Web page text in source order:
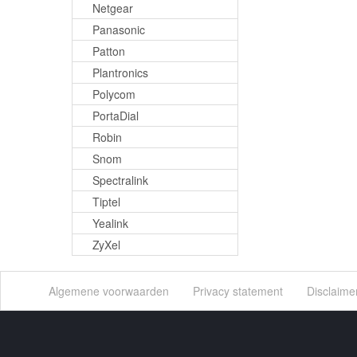
Netgear
Panasonic
Patton
Plantronics
Polycom
PortaDial
Robin
Snom
Spectralink
Tiptel
Yealink
ZyXel
Algemene voorwaarden Privacy statement